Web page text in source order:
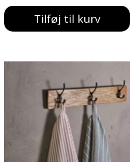
Tilføj til kurv